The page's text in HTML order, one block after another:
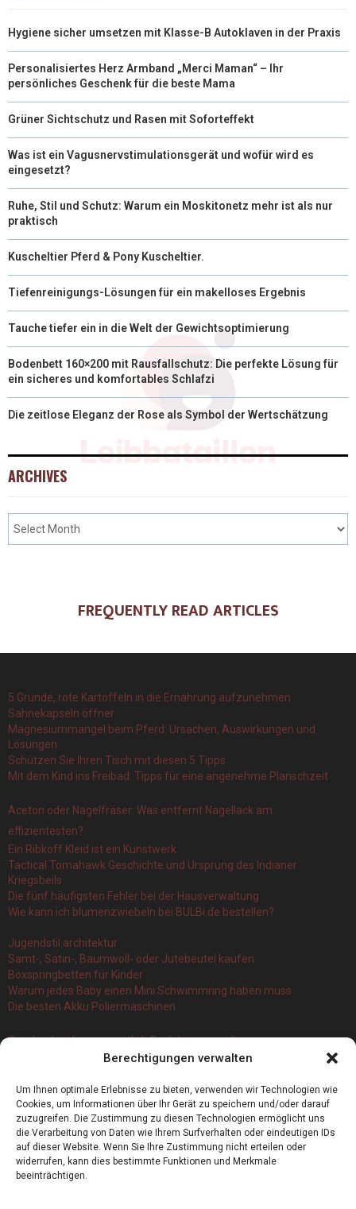
Berechtigungen verwalten
Um Ihnen optimale Erlebnisse zu bieten, verwenden wir Technologien wie
Cookies, um Informationen über Ihr Gerät zu speichern und/oder darauf
zuzugreifen. Die Zustimmung zu diesen Technologien ermöglicht uns
die Verarbeitung von Daten wie Ihrem Surfverhalten oder eindeutigen IDs
auf dieser Website. Wenn Sie Ihre Zustimmung nicht erteilen oder
widerrufen, kann dies bestimmte Funktionen und Merkmale
beeinträchtigen.
Hygiene sicher umsetzen mit Klasse-B Autoklaven in der Praxis
Personalisiertes Herz Armband „Merci Maman“ – Ihr
persönliches Geschenk für die beste Mama
Grüner Sichtschutz und Rasen mit Soforteffekt
Was ist ein Vagusnervstimulationsgerät und wofür wird es
eingesetzt?
Ruhe, Stil und Schutz: Warum ein Moskitonetz mehr ist als nur
praktisch
Kuscheltier Pferd & Pony Kuscheltier.
Tiefenreinigungs-Lösungen für ein makelloses Ergebnis
Tauche tiefer ein in die Welt der Gewichtsoptimierung
Bodenbett 160×200 mit Rausfallschutz: Die perfekte Lösung für
ein sicheres und komfortables Schlafzi
Die zeitlose Eleganz der Rose als Symbol der Wertschätzung
ARCHIVES
FREQUENTLY READ ARTICLES
5 Gründe, rote Kartoffeln in die Ernährung aufzunehmen
Sahnekapseln öffner
Magnesiummangel beim Pferd: Ursachen, Auswirkungen und
Lösungen
Schützen Sie Ihren Tisch mit diesen 5 Tipps
Mit dem Kind ins Freibad: Tipps für eine angenehme Planschzeit
Aceton oder Nagelfräser: Was entfernt Nagellack am
effizientesten?
Ein Ribkoff Kleid ist ein Kunstwerk
Tactical Tomahawk Geschichte und Ursprung des Indianer
Kriegsbeils
Die fünf häufigsten Fehler bei der Hausverwaltung
Wie kann ich blumenzwiebeln bei BULBi.de bestellen?
Jugendstil architektur
Samt-, Satin-, Baumwoll- oder Jutebeutel kaufen
Boxspringbetten für Kinder
Warum jedes Baby einen Mini Schwimmring haben muss
Die besten Akku Poliermaschinen
Geschenke, die vermeintlich Pech bringen sollen
Branchenbuch Krefeld: ein überblick
Alles, was Sie über Kork wissen müssen